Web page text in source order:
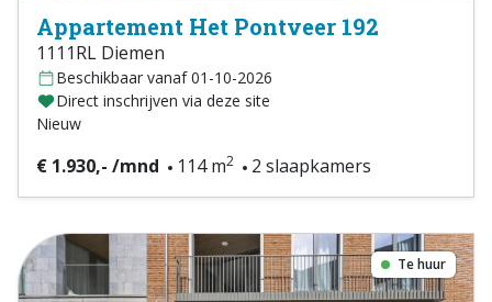
Appartement Het Pontveer 192
1111RL Diemen
Beschikbaar vanaf 01-10-2026
Direct inschrijven via deze site
Nieuw
€ 1.930,- /mnd 114 m2 2 slaapkamers
Te huur